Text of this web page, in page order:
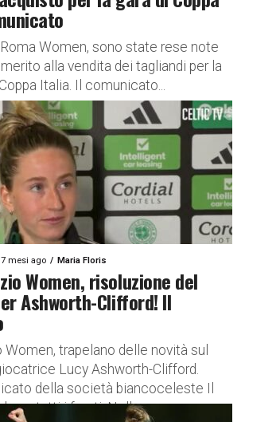
Women, sono state rese note
alla vendita dei tagliandi per la
Italia. Il comunicato...
7 mesi ago Maria Floris
Women, risoluzione del
Ashworth-Clifford! Il
trapelano delle novità sul
Lucy Ashworth-Clifford.
della società biancoceleste Il
su tutti i fronti. Nella...